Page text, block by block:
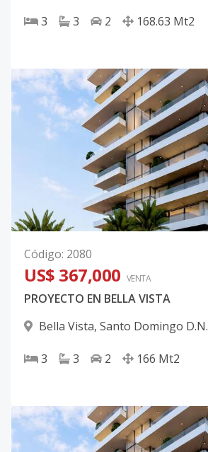
3 3 2 168.63 Mt2
Código: 2080
US$ 367,000 VENTA
PROYECTO EN BELLA VISTA
Bella Vista, Santo Domingo D.N.
3 3 2 166 Mt2